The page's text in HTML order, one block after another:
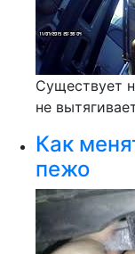
Существует
не
Как
пежо